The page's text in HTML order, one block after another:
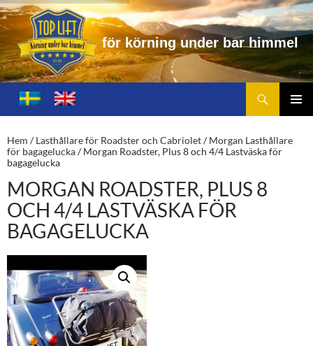
ör körning under bar himme
Toplift.se – för körning under bar himmel
HOPPA
TILL
Hem /Lasthållare för Roadster och Cabriolet/Morgan Lasthållare
för bagagelucka/ Morgan Roadster, Plus 8 och 4/4 Lastväska för
bagagelucka
MORGAN ROADSTER, PLUS 8
OCH 4/4 LASTVÄSKA FÖR
BAGAGELUCKA